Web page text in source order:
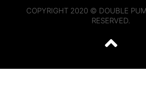
COPYRIGHT 2020 © DOUBLE
RESERVED.